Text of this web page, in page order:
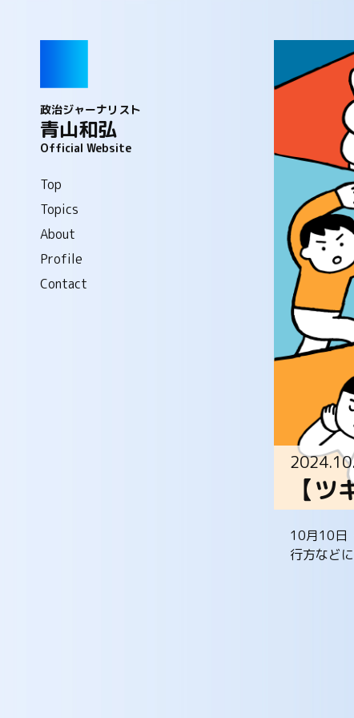
政治ジャーナリスト
青山和弘
Official Website
Top
Topics
About
Profile
Contact
【
10月10日
行方など